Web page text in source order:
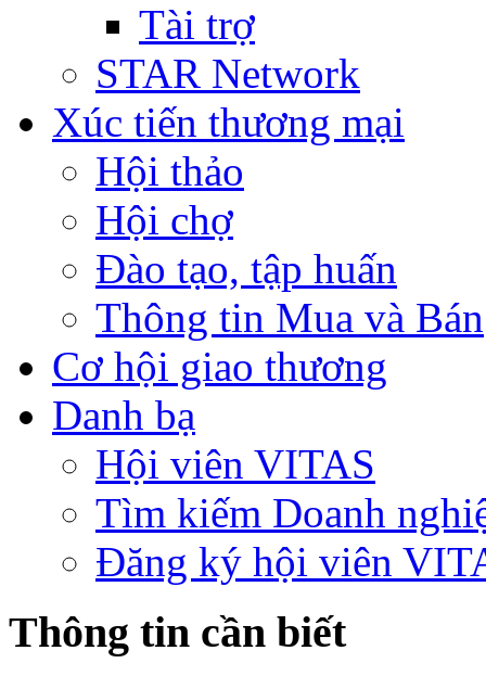
Tài trợ
STAR Network
Xúc tiến thương mại
Hội thảo
Hội chợ
Đào tạo, tập huấn
Thông tin Mua và Bán
Cơ hội giao thương
Danh bạ
Hội viên VITAS
Tìm kiếm Doanh
Đăng ký hội viên
Thông tin cần biết